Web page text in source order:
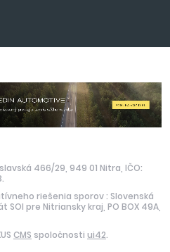
466/29, 949 01 Nitra, IČO:
riešenia sporov : Slovenská
pre Nitriansky kraj, PO BOX 49A,
CMS spoločnosti ui42.